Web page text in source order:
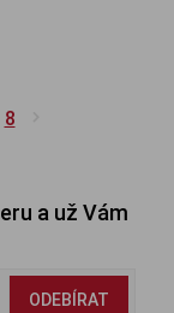
8
a už Vám
ODEBÍRAT